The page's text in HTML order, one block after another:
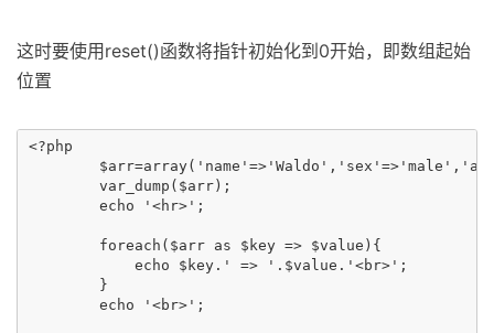
这时要使用reset()函数将指针初始化到0开始，即数组起始
位置
<?php